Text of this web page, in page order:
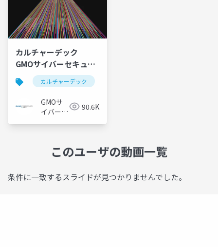
カルチャーデック
GMOサイバーセキュリ
ティ byイエラエ株式会
社
カルチャーデック
GMOサ
イバーセ
式会社
90.6K
このユーザの動画一覧
条件に一致するスライドが見つかりませんでした。